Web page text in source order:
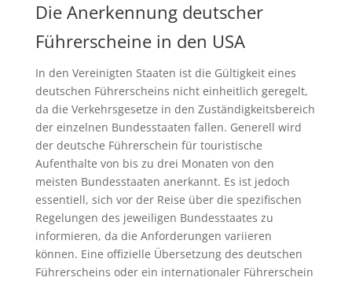
Die Anerkennung deutscher
Führerscheine in den USA
In den Vereinigten Staaten ist die Gültigkeit eines
deutschen Führerscheins nicht einheitlich geregelt,
da die Verkehrsgesetze in den Zuständigkeitsbereich
der einzelnen Bundesstaaten fallen. Generell wird
der deutsche Führerschein für touristische
Aufenthalte von bis zu drei Monaten von den
meisten Bundesstaaten anerkannt. Es ist jedoch
essentiell, sich vor der Reise über die spezifischen
Regelungen des jeweiligen Bundesstaates zu
informieren, da die Anforderungen variieren
können. Eine offizielle Übersetzung des deutschen
Führerscheins oder ein internationaler Führerschein